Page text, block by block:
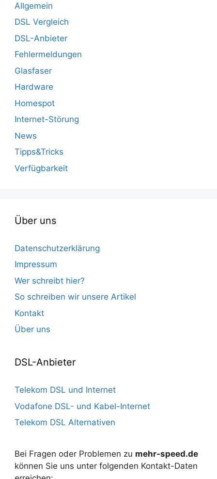
Allgemein
DSL Vergleich
DSL-Anbieter
Fehlermeldungen
Glasfaser
Hardware
Homespot
Internet-Störung
News
Tipps&Tricks
Verfügbarkeit
Über uns
Datenschutzerklärung
Impressum
Wer schreibt hier?
So schreiben wir unsere Artikel
Kontakt
Über uns
DSL-Anbieter
Telekom DSL und Internet
Vodafone DSL- und Kabel-Internet
Telekom DSL Alternativen
Bei Fragen oder Problemen zu mehr-speed.de
können Sie uns unter folgenden Kontakt-Daten